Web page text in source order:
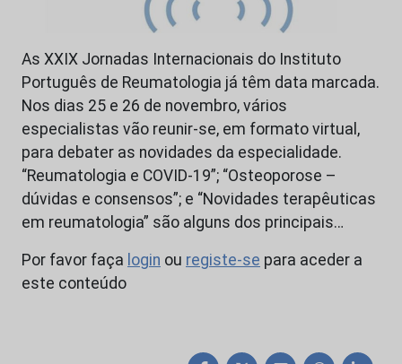
As XXIX Jornadas Internacionais do Instituto
Português de Reumatologia já têm data marcada.
Nos dias 25 e 26 de novembro, vários
especialistas vão reunir-se, em formato virtual,
para debater as novidades da especialidade.
“Reumatologia e COVID-19”; “Osteoporose –
dúvidas e consensos”; e “Novidades terapêuticas
em reumatologia” são alguns dos principais…
Por favor faça login ou registe-se para aceder a
este conteúdo